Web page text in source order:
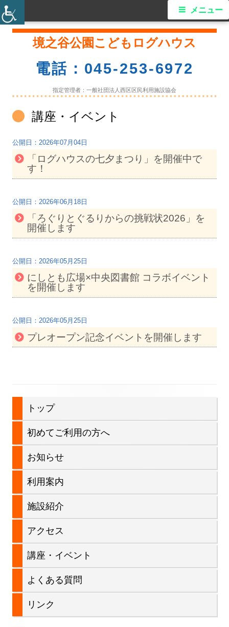
境之谷公園こどもログハウス
電話：045-253-6972
指定管理者：一般社団法人西区区民利用施設協会
メ
メニュー
カ
ゴ
リ
ー:
講座・イベント
2026年07月04日
「ログハウスの七夕まつり」を開催中で
す！
2026年06月18日
「ろぐりとぐるりからの挑戦状2026」を
開催します
2026年05月25日
にしとも広場×中央図書館 コラボイベント
を開催します
2026年05月25日
プレオープン記念イベントを開催します
サ
イ
ド
バ
トップ
初めてご利用の方へ
お知らせ
利用案内
施設紹介
アクセス
講座・イベント
よくある質問
リンク